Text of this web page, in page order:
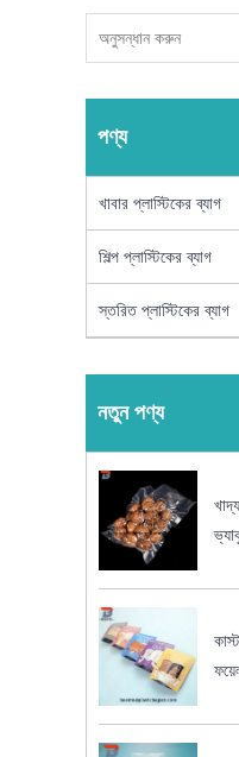
পণ্য
খাবার প্লাস্টিকের ব্যাগ
শিল্প প্লাস্টিকের ব্যাগ
স্তরিত প্লাস্টিকের ব্যাগ
নতুন পণ্য